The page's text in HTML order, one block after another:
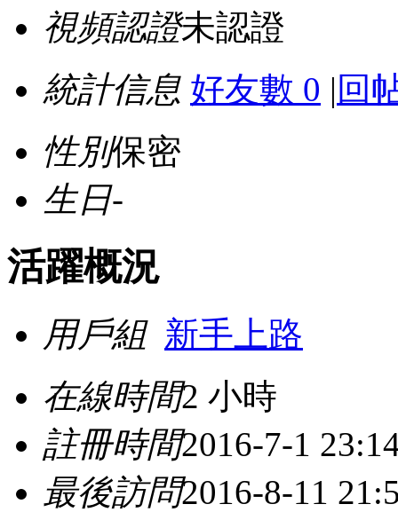
視頻認證未認證
統計信息 好友數 0 | 回
性別保密
生日-
活躍概況
用戶組 新手上路
在線時間2 小時
註冊時間2016-7-1
最後訪問2016-8-11